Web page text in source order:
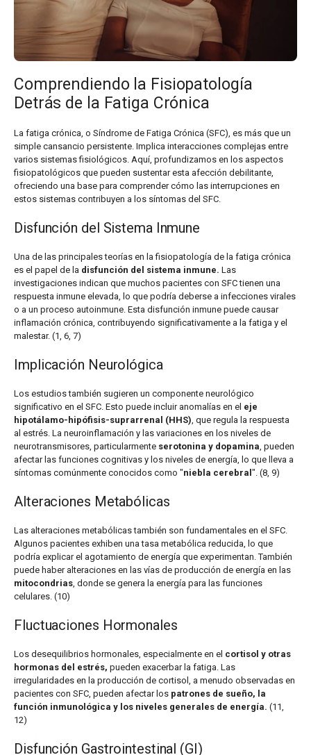
Comprendiendo la Fisiopatología
Detrás de la Fatiga Crónica
La fatiga crónica, o Síndrome de Fatiga Crónica (SFC), es más que un
simple cansancio persistente. Implica interacciones complejas entre
varios sistemas fisiológicos. Aquí, profundizamos en los aspectos
fisiopatológicos que pueden sustentar esta afección debilitante,
ofreciendo una base para comprender cómo las interrupciones en
estos sistemas contribuyen a los síntomas del SFC.
Disfunción del Sistema Inmune
Una de las principales teorías en la fisiopatología de la fatiga crónica
es el papel de la disfunción del sistema inmune. Las
investigaciones indican que muchos pacientes con SFC tienen una
respuesta inmune elevada, lo que podría deberse a infecciones virales
o a un proceso autoinmune. Esta disfunción inmune puede causar
inflamación crónica, contribuyendo significativamente a la fatiga y el
malestar. (1, 6, 7)
Implicación Neurológica
Los estudios también sugieren un componente neurológico
significativo en el SFC. Esto puede incluir anomalías en el eje
hipotálamo-hipófisis-suprarrenal (HHS), que regula la respuesta
al estrés. La neuroinflamación y las variaciones en los niveles de
neurotransmisores, particularmente serotonina y dopamina, pueden
afectar las funciones cognitivas y los niveles de energía, lo que lleva a
síntomas comúnmente conocidos como "niebla cerebral ". (8, 9)
Alteraciones Metabólicas
Las alteraciones metabólicas también son fundamentales en el SFC.
Algunos pacientes exhiben una tasa metabólica reducida, lo que
podría explicar el agotamiento de energía que experimentan. También
puede haber alteraciones en las vías de producción de energía en las
mitocondrias, donde se genera la energía para las funciones
celulares. (10)
Fluctuaciones Hormonales
Los desequilibrios hormonales, especialmente en el cortisol y otras
hormonas del estrés, pueden exacerbar la fatiga. Las
irregularidades en la producción de cortisol, a menudo observadas en
pacientes con SFC, pueden afectar los patrones de sueño, la
función inmunológica y los niveles generales de energía. (11,
12)
Disfunción Gastrointestinal (GI)